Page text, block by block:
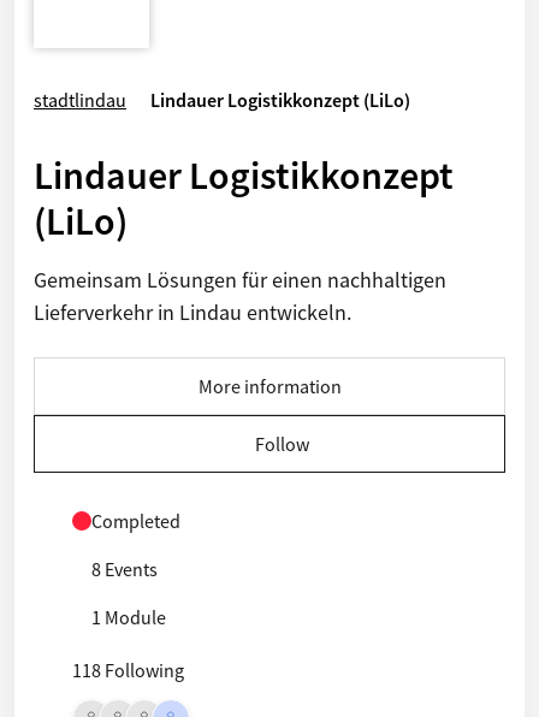
stadtlindau Lindauer Logistikkonzept (LiLo)
Lindauer Logistikkonzept
(LiLo)
Gemeinsam Lösungen für einen nachhaltigen
Lieferverkehr in Lindau entwickeln.
More information
Follow
Completed
8 Events
1 Module
118 Following